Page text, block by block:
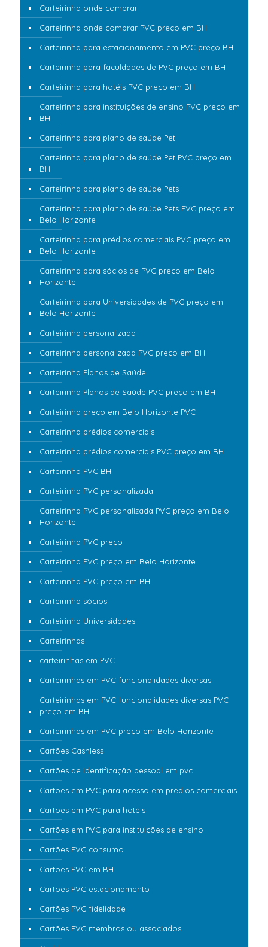
Carteirinha onde comprar
Carteirinha onde comprar PVC preço em BH
Carteirinha para estacionamento em PVC preço BH
Carteirinha para faculdades de PVC preço em BH
Carteirinha para hotéis PVC preço em BH
Carteirinha para instituições de ensino PVC preço em
BH
Carteirinha para plano de saúde Pet
Carteirinha para plano de saúde Pet PVC preço em
BH
Carteirinha para plano de saúde Pets
Carteirinha para plano de saúde Pets PVC preço em
Belo Horizonte
Carteirinha para prédios comerciais PVC preço em
Belo Horizonte
Carteirinha para sócios de PVC preço em Belo
Horizonte
Carteirinha para Universidades de PVC preço em
Belo Horizonte
Carteirinha personalizada
Carteirinha personalizada PVC preço em BH
Carteirinha Planos de Saúde
Carteirinha Planos de Saúde PVC preço em BH
Carteirinha preço em Belo Horizonte PVC
Carteirinha prédios comerciais
Carteirinha prédios comerciais PVC preço em BH
Carteirinha PVC BH
Carteirinha PVC personalizada
Carteirinha PVC personalizada PVC preço em Belo
Horizonte
Carteirinha PVC preço
Carteirinha PVC preço em Belo Horizonte
Carteirinha PVC preço em BH
Carteirinha sócios
Carteirinha Universidades
Carteirinhas
carteirinhas em PVC
Carteirinhas em PVC funcionalidades diversas
Carteirinhas em PVC funcionalidades diversas PVC
preço em BH
Carteirinhas em PVC preço em Belo Horizonte
Cartões Cashless
Cartões de identificação pessoal em pvc
Cartões em PVC para acesso em prédios comerciais
Cartões em PVC para hotéis
Cartões em PVC para instituições de ensino
Cartões PVC consumo
Cartões PVC em BH
Cartões PVC estacionamento
Cartões PVC fidelidade
Cartões PVC membros ou associados